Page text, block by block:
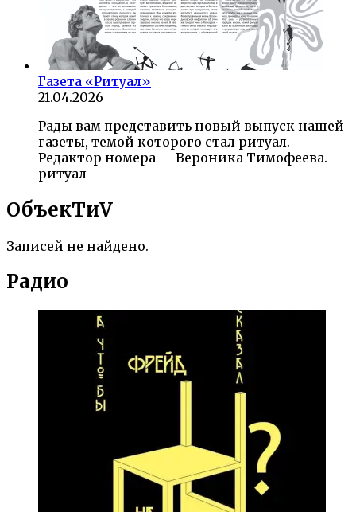
Газета «Ритуал»
21.04.2026
Рады вам представить новый выпуск нашей
газеты, темой которого стал ритуал.
Редактор номера — Вероника Тимофеева.
ритуал
ОбъекTиV
Записей не найдено.
Радио